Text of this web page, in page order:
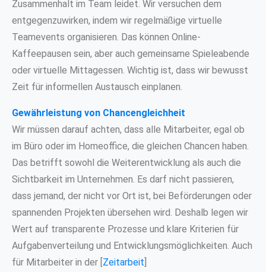
Zusammenhalt im Team leidet. Wir versuchen dem
entgegenzuwirken, indem wir regelmäßige virtuelle
Teamevents organisieren. Das können Online-
Kaffeepausen sein, aber auch gemeinsame Spieleabende
oder virtuelle Mittagessen. Wichtig ist, dass wir bewusst
Zeit für informellen Austausch einplanen.
Gewährleistung von Chancengleichheit
Wir müssen darauf achten, dass alle Mitarbeiter, egal ob
im Büro oder im Homeoffice, die gleichen Chancen haben.
Das betrifft sowohl die Weiterentwicklung als auch die
Sichtbarkeit im Unternehmen. Es darf nicht passieren,
dass jemand, der nicht vor Ort ist, bei Beförderungen oder
spannenden Projekten übersehen wird. Deshalb legen wir
Wert auf transparente Prozesse und klare Kriterien für
Aufgabenverteilung und Entwicklungsmöglichkeiten. Auch
für Mitarbeiter in der [ Zeitarbeit